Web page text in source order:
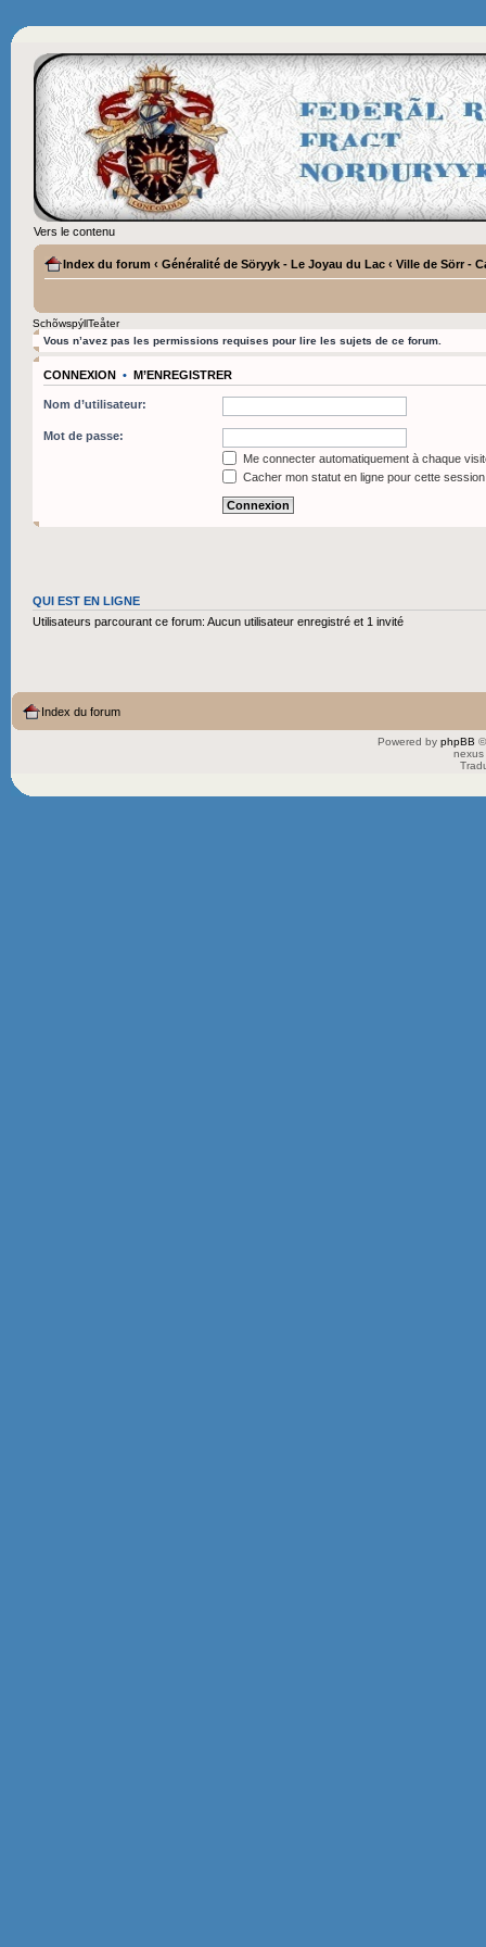
Vers le contenu
Index du forum ‹ Généralité de Söryyk - Le Joyau du Lac ‹ Ville de Sörr -
SchõwspýllTeåter
Vous n’avez pas les permissions requises pour lire les sujets de ce forum.
CONNEXION • M’ENREGISTRER
Nom d’utilisateur:
Mot de passe:
Me connecter automatiquement à chaque
Cacher mon statut en ligne pour cette session
QUI EST EN LIGNE
Utilisateurs parcourant ce forum: Aucun utilisateur enregistré et 1 invité
Index du forum
Powered by phpBB